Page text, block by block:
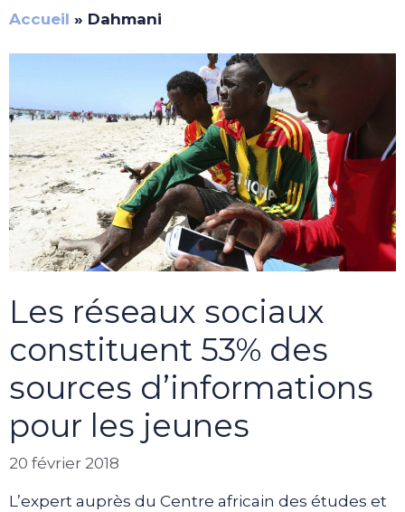
Accueil » Dahmani
Les réseaux sociaux
constituent 53% des
sources d’informations
pour les jeunes
20 février 2018
L’expert auprès du Centre africain des études et